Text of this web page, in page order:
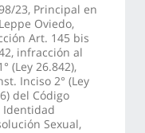
23, Principal en
Oviedo,
Art. 145 bis
infracción al
(Ley 26.842),
Inciso 2° (Ley
del Código
Identidad
Sexual,